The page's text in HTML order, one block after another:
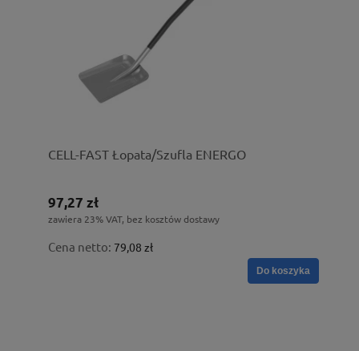
CELL-FAST Łopata/Szufla ENERGO
97,27 zł
zawiera 23% VAT, bez kosztów dostawy
Cena netto: 79,08 zł
Do koszyka